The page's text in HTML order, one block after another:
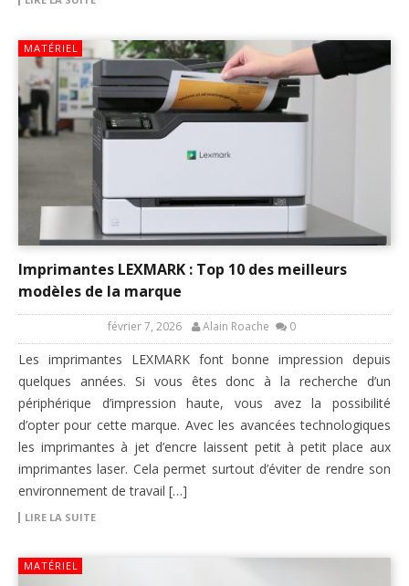
MATÉRIEL
Imprimantes LEXMARK : Top 10 des meilleurs
modèles de la marque
février 7, 2026 Alain Roache 0
Les imprimantes LEXMARK font bonne impression depuis
quelques années. Si vous êtes donc à la recherche d’un
périphérique d’impression haute, vous avez la possibilité
d’opter pour cette marque. Avec les avancées technologiques
les imprimantes à jet d’encre laissent petit à petit place aux
imprimantes laser. Cela permet surtout d’éviter de rendre son
environnement de travail […]
LIRE LA SUITE
MATÉRIEL